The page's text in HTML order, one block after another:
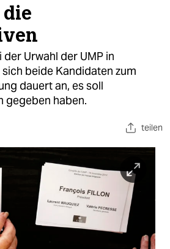
Urwahl der UMP in
beide Kandidaten zum
dauert an, es soll
gegeben haben.
teilen